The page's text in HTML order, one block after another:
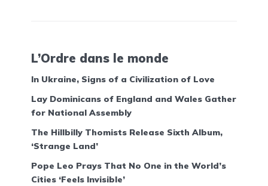
L’Ordre dans le monde
In Ukraine, Signs of a Civilization of Love
Lay Dominicans of England and Wales Gather
for National Assembly
The Hillbilly Thomists Release Sixth Album,
‘Strange Land’
Pope Leo Prays That No One in the World’s
Cities ‘Feels Invisible’